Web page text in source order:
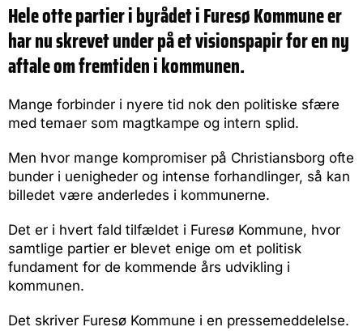
Hele otte partier i byrådet i Furesø Kommune er
har nu skrevet under på et visionspapir for en ny
aftale om fremtiden i kommunen.
Mange forbinder i nyere tid nok den politiske sfære
med temaer som magtkampe og intern splid.
Men hvor mange kompromiser på Christiansborg ofte
bunder i uenigheder og intense forhandlinger, så kan
billedet være anderledes i kommunerne.
Det er i hvert fald tilfældet i Furesø Kommune, hvor
samtlige partier er blevet enige om et politisk
fundament for de kommende års udvikling i
kommunen.
Det skriver Furesø Kommune i en pressemeddelelse.